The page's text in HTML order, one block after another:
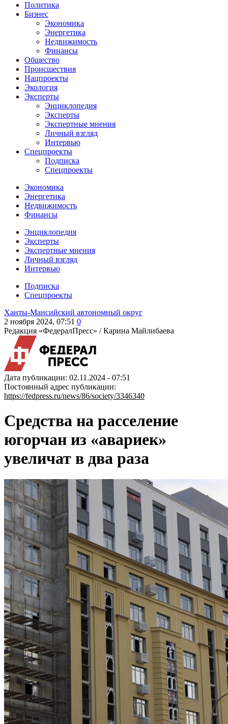
Политика
Бизнес
Экономика
Энергетика
Недвижимость
Финансы
Общество
Происшествия
Нацпроекты
Экология
Эксперты
Энциклопедия
Эксперты
Экспертные мнения
Личный взгляд
Интервью
Спецпроекты
Подписка
Спецпроекты
Экономика
Энергетика
Недвижимость
Финансы
Энциклопедия
Эксперты
Экспертные мнения
Личный взгляд
Интервью
Подписка
Спецпроекты
Ханты-Мансийский автономный округ
2 ноября 2024, 07:51 0
Редакция «ФедералПресс» /Карина Майлибаева
Дата публикации: 02.11.2024 - 07:51
Постоянный адрес публикации:
https://fedpress.ru/news/86/society/3346340
Средства на расселение
югорчан из «авариек»
увеличат в два раза